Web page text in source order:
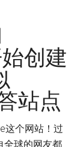
创建
站点
这个网站！过
全球的网友都